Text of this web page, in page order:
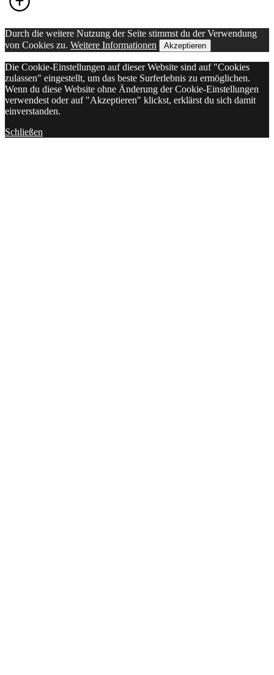
Durch die weitere Nutzung der Seite stimmst du der Verwendung
von Cookies zu. Weitere Informationen Akzeptieren
Die Cookie-Einstellungen auf dieser Website sind auf "Cookies
zulassen" eingestellt, um das beste Surferlebnis zu ermöglichen.
Wenn du diese Website ohne Änderung der Cookie-Einstellungen
verwendest oder auf "Akzeptieren" klickst, erklärst du sich damit
einverstanden.
Schließen